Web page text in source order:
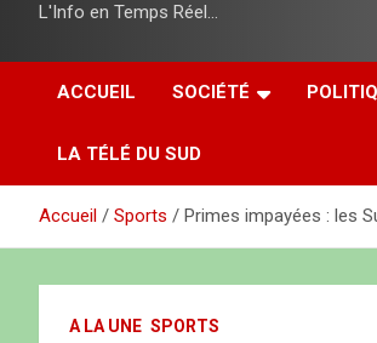
L'Info en Temps Réel…
ACCUEIL SOCIÉTÉ
LA TÉLÉ DU SUD
Accueil Sports Primes impayées : les
A LA UNE SPORTS